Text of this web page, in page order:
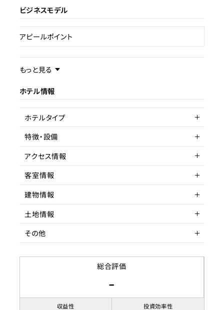
権利
売却理由
ライセンス種類
ビジネスモデル
アピールポイント
事業内容／事業特徴
ターゲット層
客単価／客室単価
稼働率
もっと見る
ホテル情報
ホテルタイプ
マンション一室
特徴・設備
駅近
アクセス情報
所在地
東京都世田谷区
アクセス
田園都市線 池尻大橋駅
駅までの距離
客室情報
客室数
1室
延床面積
収容人数
11名
建物情報
階数
築年数
築年数不明
土地情報
土地権利
用途地域
その他
賃料
110,000円
総合評価
-
収益性 投資効率性